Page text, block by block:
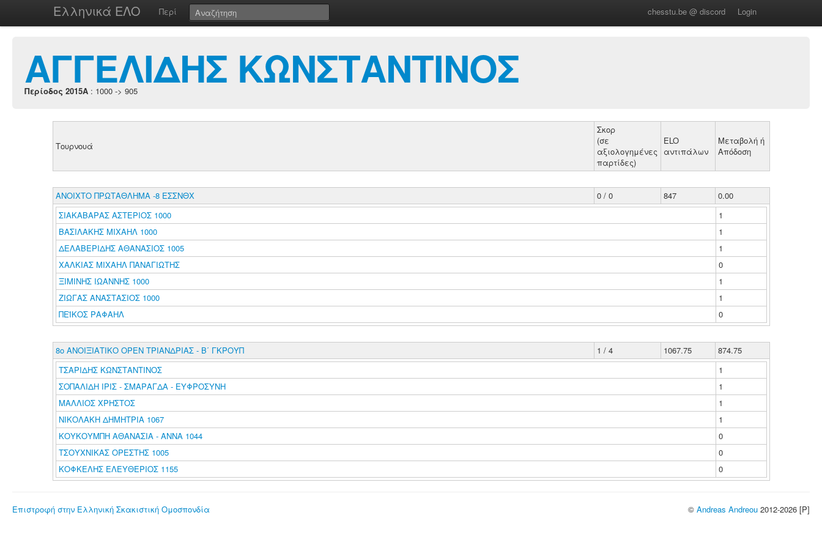
Ελληνικά ΕΛΟ Περί chesstu.be @ discord Login
ΑΓΓΕΛΙΔΗΣ ΚΩΝΣΤΑΝΤΙΝΟΣ
Περίοδος 2015A : 1000 -> 905
Τουρνουά
Σκορ
(σε
αξιολογημένες
παρτίδες)
ELO
αντιπάλων
Μεταβολή ή
Απόδοση
ΑΝΟΙΧΤΟ ΠΡΩΤΑΘΛΗΜΑ -8 ΕΣΣΝΘΧ 0 / 0 847
0.00
ΣΙΑΚΑΒΑΡΑΣ ΑΣΤΕΡΙΟΣ 1000
1
ΒΑΣΙΛΑΚΗΣ ΜΙΧΑΗΛ 1000
1
ΔΕΛΑΒΕΡΙΔΗΣ ΑΘΑΝΑΣΙΟΣ 1005
1
ΧΑΛΚΙΑΣ ΜΙΧΑΗΛ ΠΑΝΑΓΙΩΤΗΣ
0
ΞΙΜΙΝΗΣ ΙΩΑΝΝΗΣ 1000
1
ΖΙΩΓΑΣ ΑΝΑΣΤΑΣΙΟΣ 1000
1
ΠΕΪΚΟΣ ΡΑΦΑΗΛ
0
8ο ΑΝΟΙΞΙΑΤΙΚΟ ΟΡΕΝ ΤΡΙΑΝΔΡΙΑΣ - Β΄ ΓΚΡΟΥΠ 1 / 4 1067.75
874.75
ΤΣΑΡΙΔΗΣ ΚΩΝΣΤΑΝΤΙΝΟΣ
1
ΣΟΠΑΛΙΔΗ ΙΡΙΣ - ΣΜΑΡΑΓΔΑ - ΕΥΦΡΟΣΥΝΗ
1
ΜΑΛΛΙΟΣ ΧΡΗΣΤΟΣ
1
ΝΙΚΟΛΑΚΗ ΔΗΜΗΤΡΙΑ 1067
1
ΚΟΥΚΟΥΜΠΗ ΑΘΑΝΑΣΙΑ - ΑΝΝΑ 1044
0
ΤΣΟΥΧΝΙΚΑΣ ΟΡΕΣΤΗΣ 1005
0
ΚΟΦΚΕΛΗΣ ΕΛΕΥΘΕΡΙΟΣ 1155
0
Επιστροφή στην Ελληνική Σκακιστική Ομοσπονδία © Andreas Andreou 2012-2026 [P]